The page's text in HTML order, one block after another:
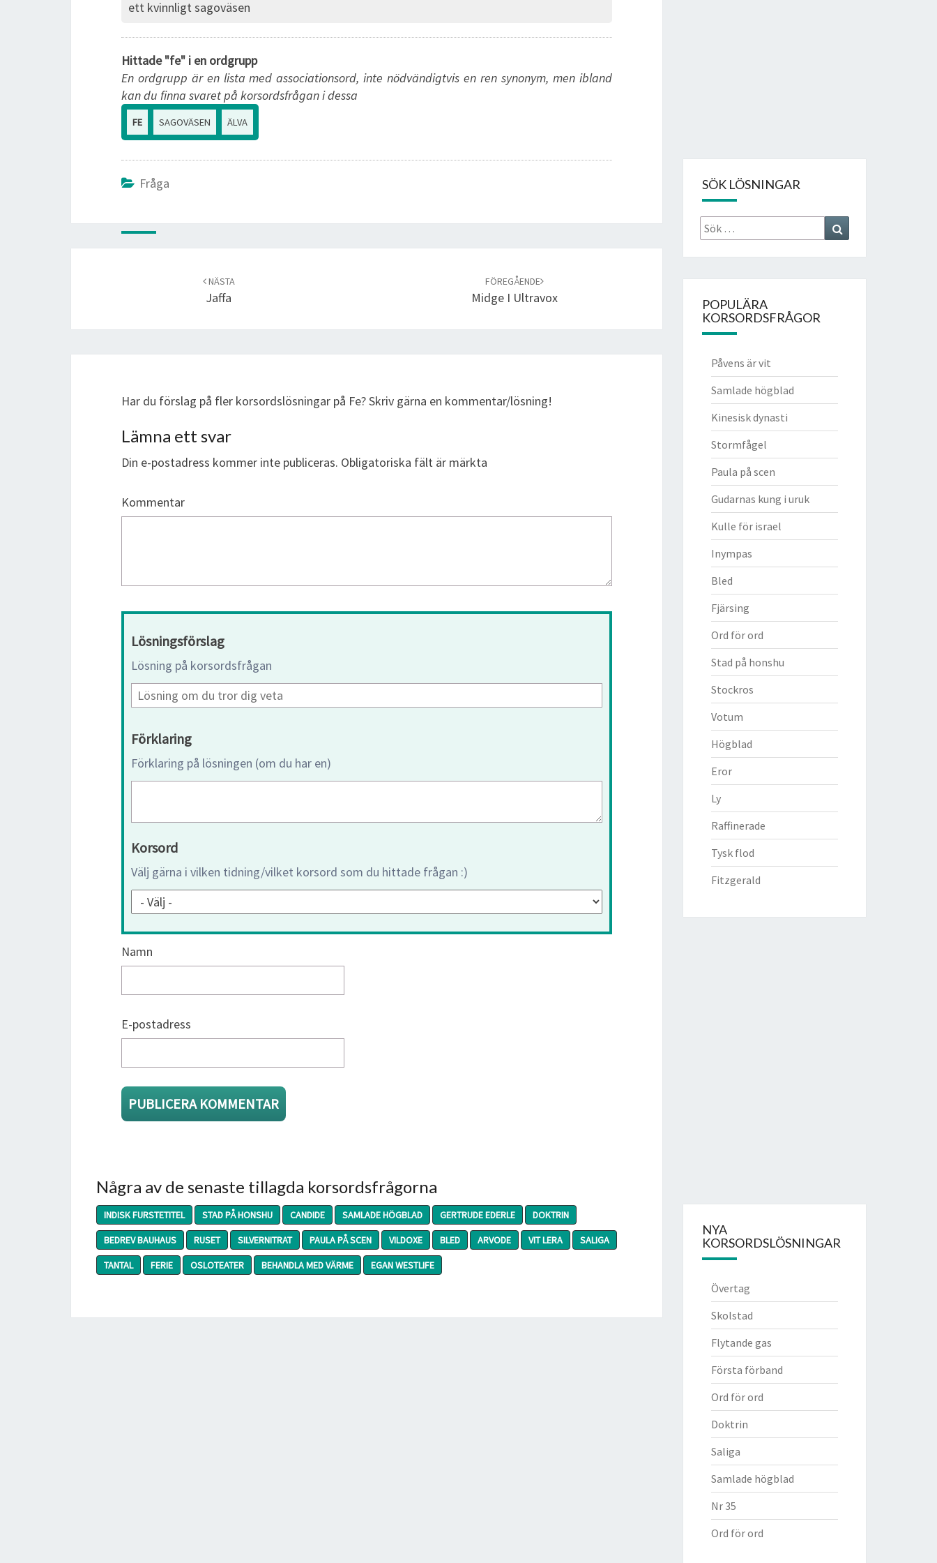
ett kvinnligt sagoväsen
Hittade "fe" i en ordgrupp
En ordgrupp är en lista med associationsord, inte nödvändigtvis en ren synonym, men ibland
kan du finna svaret på korsordsfrågan i dessa
FE SAGOVÄSEN ÄLVA
Fråga
NÄSTA
Jaffa
FÖREGÅENDE
Midge I Ultravox
Har du förslag på fler korsordslösningar på Fe? Skriv gärna en kommentar/lösning!
Lämna ett svar
Din e-postadress kommer inte publiceras. Obligatoriska fält är märkta
Kommentar
Lösningsförslag
Lösning på korsordsfrågan
Förklaring
Förklaring på lösningen (om du har en)
Korsord
Välj gärna i vilken tidning/vilket korsord som du hittade frågan :)
Namn
E-postadress
Några av de senaste tillagda korsordsfrågorna
INDISK FURSTETITEL STAD PÅ HONSHU CANDIDE SAMLADE HÖGBLAD GERTRUDE EDERLE
DOKTRIN
BEDREV BAUHAUS
RUSET SILVERNITRAT PAULA PÅ SCEN VILDOXE BLED ARVODE VIT LERA
SALIGA
TANTAL
FERIE OSLOTEATER BEHANDLA MED VÄRME EGAN WESTLIFE
SÖK LÖSNINGAR
Sök
efter:
POPULÄRA
KORSORDSFRÅGOR
Påvens är vit
Samlade högblad
Kinesisk dynasti
Stormfågel
Paula på scen
Gudarnas kung i uruk
Kulle för israel
Inympas
Bled
Fjärsing
Ord för ord
Stad på honshu
Stockros
Votum
Högblad
Eror
Ly
Raffinerade
Tysk flod
Fitzgerald
NYA
KORSORDSLÖSNINGAR
Övertag
Skolstad
Flytande gas
Första förband
Ord för ord
Doktrin
Saliga
Samlade högblad
Nr 35
Ord för ord